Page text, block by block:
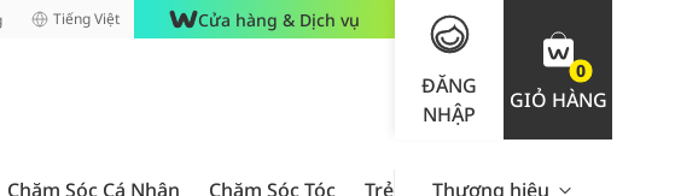
Tiếng Việt Cửa hàng & Dịch vụ
ĐĂNG
NHẬP
0
GIỎ HÀNG
Chăm Sóc Cá Nhân Chăm Sóc Tóc Trẻ Em Nam Giới Chăm Sóc
Thương hiệu